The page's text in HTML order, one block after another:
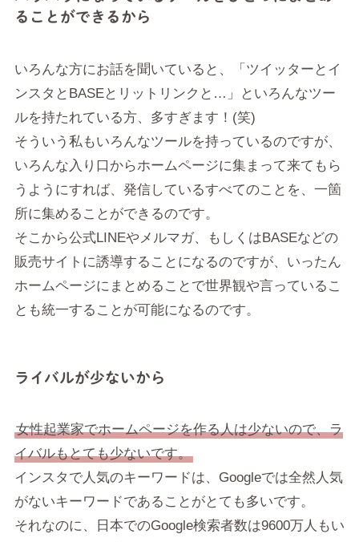
ることができるから
いろんな方にお話を聞いていると、「ツイッターとイ
ンスタとBASEとリットリンクと…」といろんなツー
ルを持たれている方、多すぎます！(笑)
そういう私もいろんなツールを持っているのですが、
いろんな入り口からホームページに集まって来てもら
うようにすれば、発信しているすべてのことを、一箇
所に集めることができるのです。
そこから公式LINEやメルマガ、もしくはBASEなどの
販売サイトに誘導することになるのですが、いったん
ホームページにまとめることで世界観や言っているこ
とも統一することが可能になるのです。
ライバルが少ないから
女性起業家でホームページを作る人は少ないので、ラ
イバルもとても少ないです。
インスタで人気のキーワードは、Googleでは全然人気
がないキーワードであることがとても多いです。
それなのに、日本でのGoogle検索者数は9600万人もい